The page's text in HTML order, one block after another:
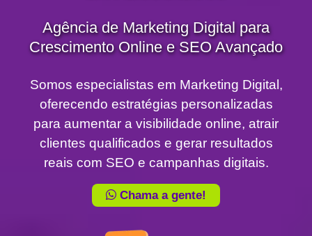
Agência de Marketing Digital para
Crescimento Online e SEO Avançado
Somos especialistas em Marketing Digital,
oferecendo estratégias personalizadas
para aumentar a visibilidade online, atrair
clientes qualificados e gerar resultados
reais com SEO e campanhas digitais.
Chama a gente!